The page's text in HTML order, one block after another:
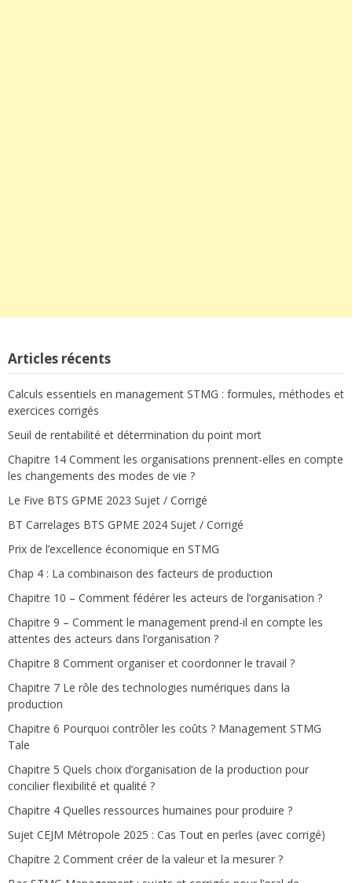
Articles récents
Calculs essentiels en management STMG : formules, méthodes et
exercices corrigés
Seuil de rentabilité et détermination du point mort
Chapitre 14 Comment les organisations prennent-elles en compte
les changements des modes de vie ?
Le Five BTS GPME 2023 Sujet / Corrigé
BT Carrelages BTS GPME 2024 Sujet / Corrigé
Prix de l’excellence économique en STMG
Chap 4 : La combinaison des facteurs de production
Chapitre 10 – Comment fédérer les acteurs de l’organisation ?
Chapitre 9 – Comment le management prend-il en compte les
attentes des acteurs dans l’organisation ?
Chapitre 8 Comment organiser et coordonner le travail ?
Chapitre 7 Le rôle des technologies numériques dans la
production
Chapitre 6 Pourquoi contrôler les coûts ? Management STMG
Tale
Chapitre 5 Quels choix d’organisation de la production pour
concilier flexibilité et qualité ?
Chapitre 4 Quelles ressources humaines pour produire ?
Sujet CEJM Métropole 2025 : Cas Tout en perles (avec corrigé)
Chapitre 2 Comment créer de la valeur et la mesurer ?